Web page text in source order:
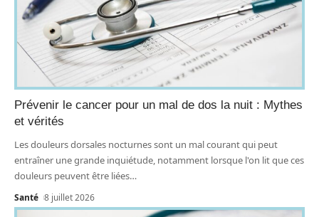
Prévenir le cancer pour un mal de dos la nuit : Mythes
et vérités
Les douleurs dorsales nocturnes sont un mal courant qui peut
entraîner une grande inquiétude, notamment lorsque l'on lit que ces
douleurs peuvent être liées…
Santé 8 juillet 2026